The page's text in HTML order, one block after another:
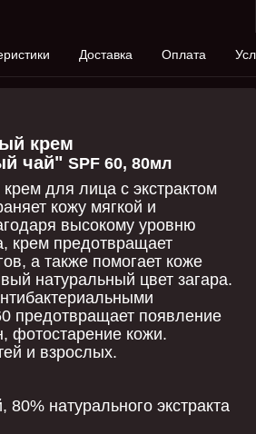
Доставка Оплата
крем
чай" SPF 60, 80мл
для лица с экстрактом
кожу мягкой и
высокому уровню
крем предотвращает
а также помогает коже
натуральный цвет загара.
предотвращает появление
фотостарение кожи.
и взрослых.
натурального экстракта